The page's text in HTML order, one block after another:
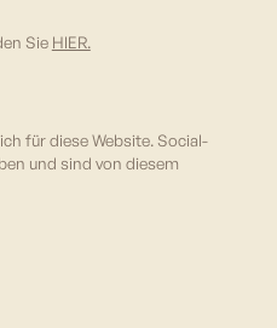
Sie HIER.
für diese Website. Social-
und sind von diesem